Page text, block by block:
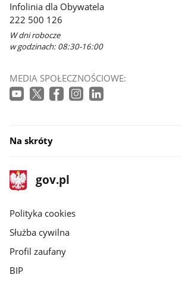
Infolinia dla Obywatela
222 500 126
W dni robocze
w godzinach: 08:30-16:00
MEDIA SPOŁECZNOŚCIOWE:
Na skróty
stopka
gov.pl
Strona
gov.pl
gov.pl
Polityka cookies
Służba cywilna
Profil zaufany
BIP